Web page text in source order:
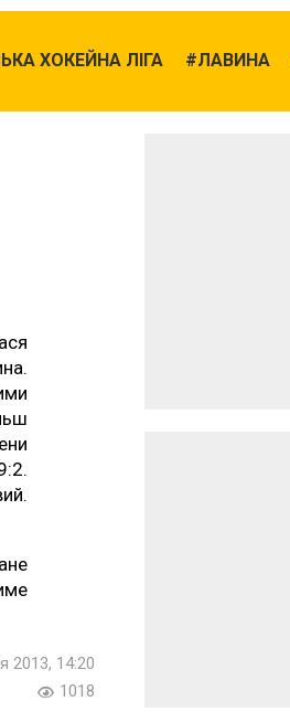
ХОКЕЙНА ЛІГА ЛАВИНА
2013, 14:20
1018